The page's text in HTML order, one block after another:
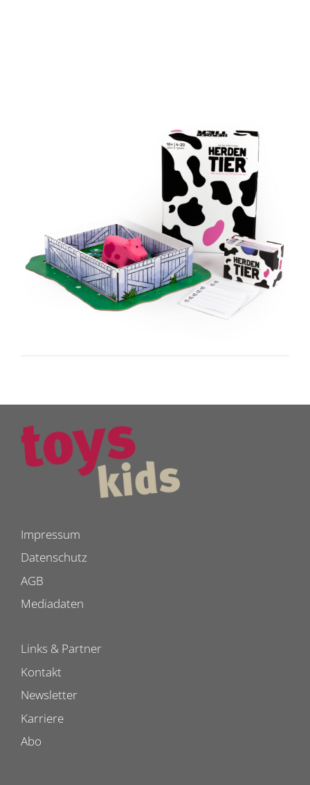
Impressum
Datenschutz
AGB
Mediadaten
Links & Partner
Kontakt
Newsletter
Karriere
Abo